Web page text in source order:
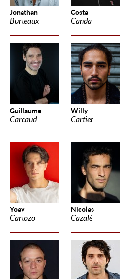
Jonathan
Burteaux
Costa
Canda
Guillaume
Carcaud
Willy
Cartier
Yoav
Cartozo
Nicolas
Cazalé